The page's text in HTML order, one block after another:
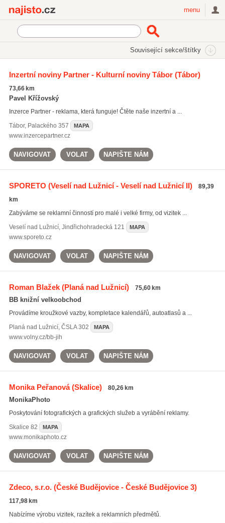
menu
Související sekce/štítky
Reklamní předměty a sítotisk
Reklamní tiskoviny a vizitky
Inzertní noviny Partner - Kulturní noviny Tábor(Tábor)
73,66 km
Pavel Křížovský
Inzerce Partner - reklama, která funguje! Čtěte naše inzertní a ...
Tábor, Palackého 357 MAPA
www.inzercepartner.cz
NAVIGOVAT VOLAT NAPIŠTE NÁM
SPORETO (Veselí nad Lužnicí - Veselí nad Lužnicí II)
89,39
km
Zabýváme se reklamní činností pro malé i velké firmy, od vizitek ...
Veselí nad Lužnicí, Jindřichohradecká 121 MAPA
www.sporeto.cz
NAVIGOVAT VOLAT NAPIŠTE NÁM
Roman Blažek(Planá nad Lužnicí) 75,60 km
BB knižní velkoobchod
Provádíme kroužkové vazby, kompletace kalendářů, autoatlasů a ...
Planá nad Lužnicí, ČSLA 302 MAPA
www.volny.cz/bb-jih
NAVIGOVAT VOLAT NAPIŠTE NÁM
Monika Peřanová(Skalice) 80,26 km
MonikaPhoto
Poskytování fotografických a grafických služeb a vyrábění reklamy.
Skalice 82 MAPA
www.monikaphoto.cz
NAVIGOVAT VOLAT NAPIŠTE NÁM
Zdeco, s.r.o.(České Budějovice - České Budějovice 3)
117,98 km
Nabízíme výrobu vizitek, razítek a reklamních předmětů.